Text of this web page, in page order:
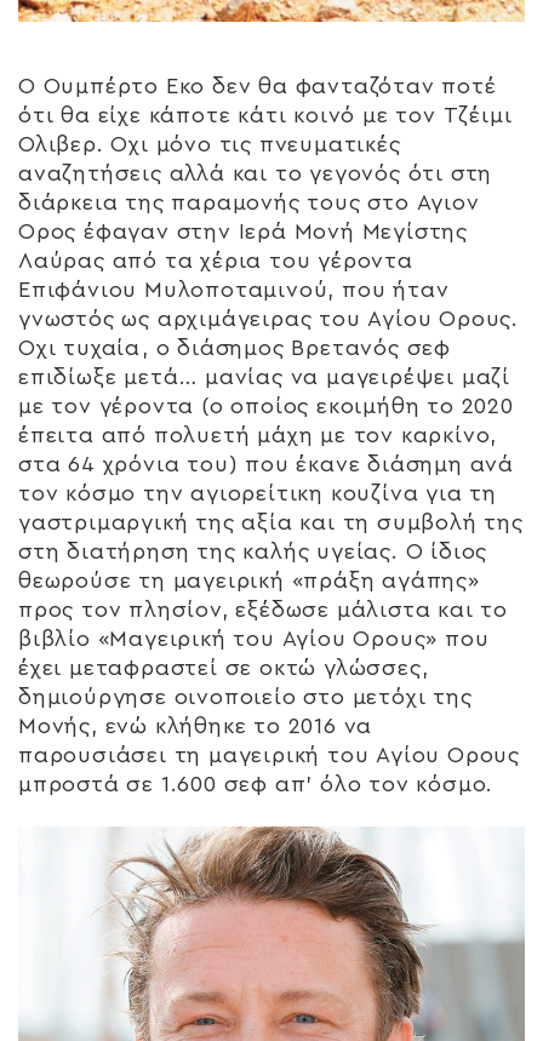
Ο Ουμπέρτο Εκο δεν θα φανταζόταν ποτέ
ότι θα είχε κάποτε κάτι κοινό με τον Τζέιμι
Ολιβερ. Οχι μόνο τις πνευματικές
αναζητήσεις αλλά και το γεγονός ότι στη
διάρκεια της παραμονής τους στο Αγιον
Ορος έφαγαν στην Ιερά Μονή Μεγίστης
Λαύρας από τα χέρια του γέροντα
Επιφάνιου Μυλοποταμινού, που ήταν
γνωστός ως αρχιμάγειρας του Αγίου Ορους.
Οχι τυχαία, ο διάσημος Βρετανός σεφ
επιδίωξε μετά… μανίας να μαγειρέψει μαζί
με τον γέροντα (ο οποίος εκοιμήθη το 2020
έπειτα από πολυετή μάχη με τον καρκίνο,
στα 64 χρόνια του) που έκανε διάσημη ανά
τον κόσμο την αγιορείτικη κουζίνα για τη
γαστριμαργική της αξία και τη συμβολή της
στη διατήρηση της καλής υγείας. Ο ίδιος
θεωρούσε τη μαγειρική «πράξη αγάπης»
προς τον πλησίον, εξέδωσε μάλιστα και το
βιβλίο «Μαγειρική του Αγίου Ορους» που
έχει μεταφραστεί σε οκτώ γλώσσες,
δημιούργησε οινοποιείο στο μετόχι της
Μονής, ενώ κλήθηκε το 2016 να
παρουσιάσει τη μαγειρική του Αγίου Ορους
μπροστά σε 1.600 σεφ απ’ όλο τον κόσμο.